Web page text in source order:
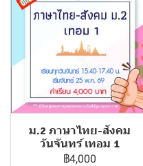
ม.2 ภาษาไทย-สังคม
วันจันทร์ เทอม 1
฿4,000